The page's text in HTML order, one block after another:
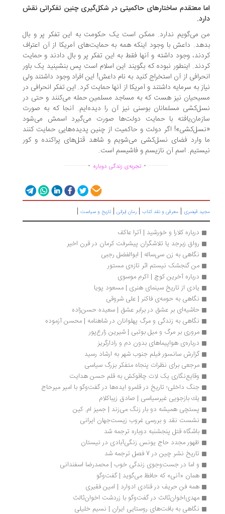
معتقدم ساختارهای حاکمیتی در شکل‌گیری چنین تفکراتی نقش
می‌گویم ندارد. ممکن است یک حکومت به این تفکر پر و بال
داعش با وجود اینکه همه به حمایت‌های آمریکا از آن اعتراف
وجود داشته و آنها فقط به این تفکر پر و بال دادند و حمایت
اینطور نبوده که بگویند این اسلام است پس بنشینید یک باور
از آن استخراج کنید به نام داعش! این افراد وجود داشتند ولی
به سرمایه داشتند و آمریکا از آنها حمایت کرد. این تفکر انحرافی در
نیز هست که به مساجد مسلمین حمله می‌کنند و حتی در
مسلمانان بوسنی نیز آن را دیده‌ایم. آنجا که به صورت
با حمایت دولت‌ها صورت می‌گیرد اسمش می‌شود
اگر دولت و حاکمیت از چنین پدیده‌هایی حمایت کنند
وارد فضای نسل‌کشی می‌شویم و شاهد قتل‌های پراکنده و کور
اسم آن نازیسم و فاشیسم است.
................تجربه‌ی زندگی دوباره ...............
قیصری|معرفی و نقد کتاب|رمان ایرانی|تاریخ و سیاست|
درباره کلارا و خورشید | آترا عاکف
رواق زبرجد یا تلاشگران پیشرفت کرمان در قرن اخیر
نگاهی به زن سی‌ساله | ابوالفضل رجبی
من گنجشک نیستم اثر تازه‌ی مستور
درباره آخرین کوچ | اکرم موسوی
یاد‌ی از تاریخ سینمای هنری | مسعود‌ پویا
نگاهی به ‌حومه‌ی فاکنر | علی شروقی
حاشیه‌ای بر عشق در برابر عشق | سعیده حسن‌زاده
نگاهی به زندگی و مرگ پهلوانان در شاهنامه | محسن آزموده
مروری بر مرگ و میل بوتبی | شیرین زارع‌پور
درباره‌ی هواپیماهای بدون دم و رادارگریز
گزارش سانسور فیلم جنوب شهر به ارشاد رسید
مرجعی برای نظرات پنجاه متفکر بزرگ سیاسی
وقایع‌نگاری یک لات چاقوکش به قلم حسن هدایت
جنگ داخلی؛ تاریخ در قلمرو ایده‌ها در گفت‌وگو با امیر میرحاج
یك بازجویی غیرسیاسی | صادق زیباکلام
پستچی همیشه دو بار زنگ می‌زند | جمیز ام. کین
نشست نقد و بررسی غروب زیست‌جهان ایرانی
باشگاه قتل پنجشنبه دوباره ترجمه شد
ظهور مجدد حاج یونس زنگی‌آبادی در نیستان
تاریخ نشر چین در 7 فصل ترجمه شد
و اما در جست‌وجوی زندگی خوب | محمدرضا اسفندانی
همان «آنی» که حافظ می‌گوید | گفت‌وگو
همه فن حریف در قنادی ادوارد | امین فقیری
مهدی‌اخوان‌ثالث در گفت‌وگو با زردشت اخوان‌ثالث
نگاهی به بافت‌های روستایی ایران | نسیم خلیلی